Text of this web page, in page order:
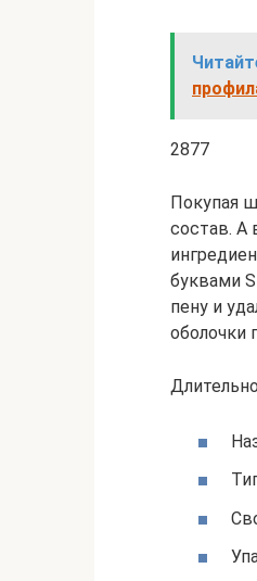
2877
Покупая
состав.
буквами
пену и
оболочки